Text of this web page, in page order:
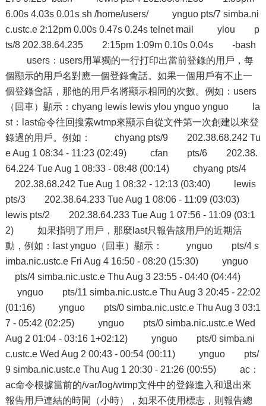
6.00s 4.03s 0.01s sh /home/users/ ynguo pts/7 simba.ni
c.ustc.e 2:12pm 0.00s 0.47s 0.24s telnet mail ylou p
ts/8 202.38.64.235 2:15pm 1:09m 0.10s 0.04s -bash
users：users用單獨的一行打印出當前登錄的用戶，每
個顯示的用戶名對應一個登錄會話。如果一個用戶有不止一
個登錄會話，那他的用戶名將顯示相同的次數。例如：users
（回車）顯示：chyang lewis lewis ylou ynguo ynguo la
st：last命令往回搜索wtmp來顯示自從文件第一次創建以來登
錄過的用戶。例如： chyang pts/9 202.38.68.242 Tu
e Aug 1 08:34 - 11:23 (02:49) cfan pts/6 202.38.
64.224 Tue Aug 1 08:33 - 08:48 (00:14) chyang pts/4
202.38.68.242 Tue Aug 1 08:32 - 12:13 (03:40) lewis
pts/3 202.38.64.233 Tue Aug 1 08:06 - 11:09 (03:03)
lewis pts/2 202.38.64.233 Tue Aug 1 07:56 - 11:09 (03:1
2) 如果指明了用戶，那麼last只報告該用戶的近期活
動，例如：last ynguo（回車）顯示： ynguo pts/4 s
imba.nic.ustc.e Fri Aug 4 16:50 - 08:20 (15:30) ynguo
pts/4 simba.nic.ustc.e Thu Aug 3 23:55 - 04:40 (04:44)
ynguo pts/11 simba.nic.ustc.e Thu Aug 3 20:45 - 22:02
(01:16) ynguo pts/0 simba.nic.ustc.e Thu Aug 3 03:1
7 - 05:42 (02:25) ynguo pts/0 simba.nic.ustc.e Wed
Aug 2 01:04 - 03:16 1+02:12) ynguo pts/0 simba.ni
c.ustc.e Wed Aug 2 00:43 - 00:54 (00:11) ynguo pts/
9 simba.nic.ustc.e Thu Aug 1 20:30 - 21:26 (00:55) ac：
ac命令根據當前的/var/log/wtmp文件中的登錄進入和退出來
報告用戶連結的時間（小時），如果不使用標志，則報告總